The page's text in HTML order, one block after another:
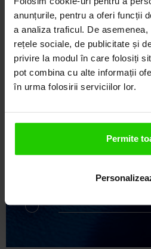
anunțurile, pentru a oferi funcții
a analiza traficul. De
rețele sociale, de publicitate și
privire la modul în care folosiți
pot combina cu alte informații
în urma folosirii serviciilor lor.
Permite
mai sofisticate bijuterii din
prețioase.
Descoperă avantajele de a
Livrare în cutie
Livrare în 24 - 48h